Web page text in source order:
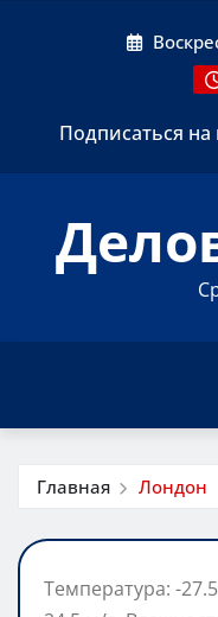
Подписаться на
Главная Лондон
Температура: -